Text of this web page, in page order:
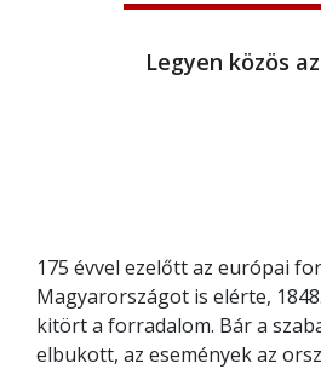
Legyen közös
175 évvel ezelőtt az európai
Magyarországot is elérte,
kitört a forradalom. Bár a
elbukott, az események az